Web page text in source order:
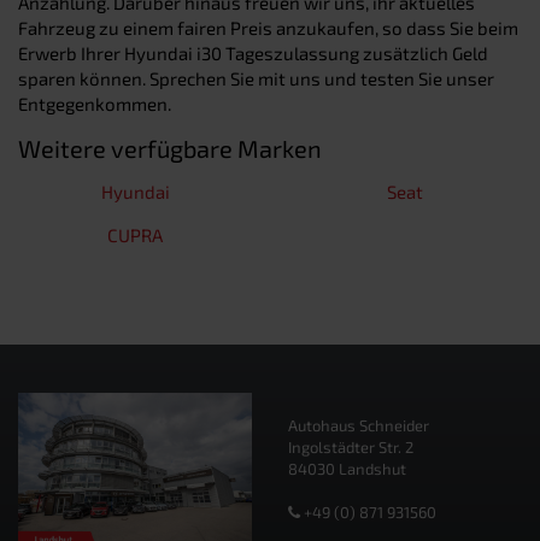
Fahrzeug zu einem fairen Preis anzukaufen, so dass Sie beim
Erwerb Ihrer Hyundai i30 Tageszulassung zusätzlich Geld
sparen können. Sprechen Sie mit uns und testen Sie unser
Entgegenkommen.
Weitere verfügbare Marken
Hyundai
Seat
CUPRA
Autohaus Schneider
Ingolstädter Str. 2
84030 Landshut
+49 (0) 871 931560